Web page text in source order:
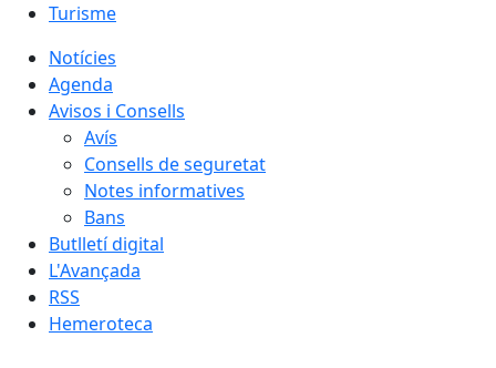
Turisme
Notícies
Agenda
Avisos i Consells
Avís
Consells de seguretat
Notes informatives
Bans
Butlletí digital
L'Avançada
RSS
Hemeroteca